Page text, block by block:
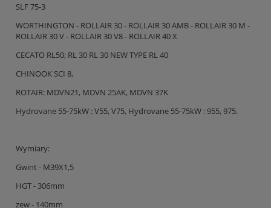
SLF 75-3
WORTHINGTON - ROLLAIR 30 - ROLLAIR 30 AMB - ROLLAIR 30 M -
ROLLAIR 30 V - ROLLAIR 30 V8 - ROLLAIR 40 X
CECATO RL50; RL 30 RL 30 NEW TYPE RL 40
CHINOOK SCI 8,
ROTAIR: MDVN21, MDVN 25AK, MDVN 37K
Hydrovane 55-75kW : V55, V75, Hydrovane 55-75kW : 955, 975.
Wymiary:
Gwint - M39X1,5
HGT - 306mm
zew - 140mm